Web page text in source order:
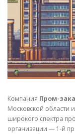
СТАТЬИ
Компания Пром-
Московской области
широкого спектра
организации — 1-й